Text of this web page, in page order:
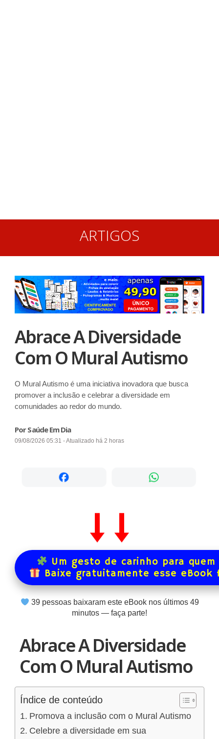
ARTIGOS
Abrace A Diversidade
Com O Mural Autismo
O Mural Autismo é uma iniciativa inovadora que busca
promover a inclusão e celebrar a diversidade em
comunidades ao redor do mundo.
Por Saúde Em Dia
09/08/2026 05:31 - Atualizado há 2 horas
Um gesto de carinho para
Baixe gratuitamente esse
39pessoas baixaram este eBook nos últimos 49
minutos — faça parte!
Abrace A Diversidade
Com O Mural Autismo
Índice de conteúdo
Promova a inclusão com o Mural Autismo
Celebre a diversidade em sua